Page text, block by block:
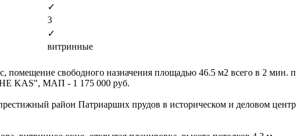
✓
3
✓
витринные
помещение свободного назначения площадью 46.5 м2 всего в 2
KAS", МАП - 1 175 000 руб.
район Патриарших прудов в историческом и деловом